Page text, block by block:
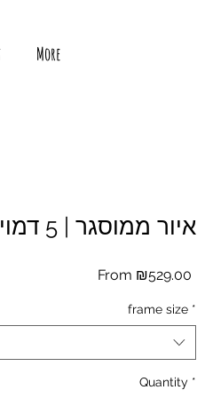
More
איור ממוסגר | 5 דמויות
From ₪529.00
frame size *
Quantity *